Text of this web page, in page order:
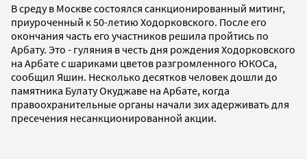
В среду в Москве состоялся санкционированный митинг,
приуроченный к 50-летию Ходорковского. После его
окончания часть его участников решила пройтись по
Арбату. Это - гуляния в честь дня рождения Ходорковского
на Арбате с шариками цветов разгромленного ЮКОСа,
сообщил Яшин. Несколько десятков человек дошли до
памятника Булату Окуджаве на Арбате, когда
правоохранительные органы начали зих адерживать для
пресечения несанкционированной акции.